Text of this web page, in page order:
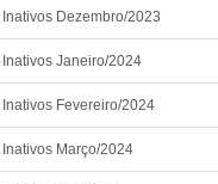
Dezembro/2023
Janeiro/2024
Fevereiro/2024
Março/2024